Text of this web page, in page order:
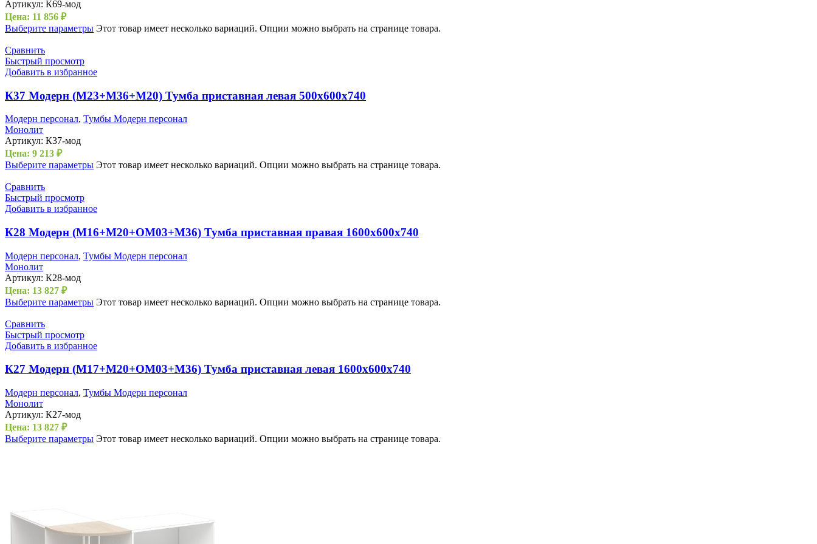
Артикул: К69-мод
Цена: 11 856 ₽
Выберите параметры Этот товар имеет несколько вариаций. Опции можно выбрать на странице товара.
Сравнить
Быстрый просмотр
Добавить в избранное
К37 Модерн (М23+М36+М20) Тумба приставная левая 500х600х740
Модерн персонал, Тумбы Модерн персонал
Монолит
Артикул: К37-мод
Цена: 9 213 ₽
Выберите параметры Этот товар имеет несколько вариаций. Опции можно выбрать на странице товара.
Сравнить
Быстрый просмотр
Добавить в избранное
К28 Модерн (М16+М20+ОМ03+М36) Тумба приставная правая 1600х600х740
Модерн персонал, Тумбы Модерн персонал
Монолит
Артикул: К28-мод
Цена: 13 827 ₽
Выберите параметры Этот товар имеет несколько вариаций. Опции можно выбрать на странице товара.
Сравнить
Быстрый просмотр
Добавить в избранное
К27 Модерн (М17+М20+ОМ03+М36) Тумба приставная левая 1600х600х740
Модерн персонал, Тумбы Модерн персонал
Монолит
Артикул: К27-мод
Цена: 13 827 ₽
Выберите параметры Этот товар имеет несколько вариаций. Опции можно выбрать на странице товара.